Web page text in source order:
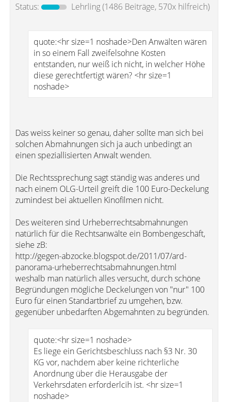
Status:
Lehrling(1486 Beiträge, 570x hilfreich)
quote:<hr size=1 noshade>Den Anwälten wären
in so einem Fall zweifelsohne Kosten
entstanden, nur weiß ich nicht, in welcher Höhe
diese gerechtfertigt wären? <hr size=1
noshade>
Das weiss keiner so genau, daher sollte man sich bei
solchen Abmahnungen sich ja auch unbedingt an
einen speziallisierten Anwalt wenden.
Die Rechtssprechung sagt ständig was anderes und
nach einem OLG-Urteil greift die 100 Euro-Deckelung
zumindest bei aktuellen Kinofilmen nicht.
Des weiteren sind Urheberrechtsabmahnungen
natürlich für die Rechtsanwälte ein Bombengeschäft,
siehe zB:
http://gegen-abzocke.blogspot.de/2011/07/ard-
panorama-urheberrechtsabmahnungen.html
weshalb man natürlich alles versucht, durch schöne
Begründungen mögliche Deckelungen von "nur" 100
Euro für einen Standartbrief zu umgehen, bzw.
gegenüber unbedarften Abgemahnten zu begründen.
quote:<hr size=1 noshade>
Es liege ein Gerichtsbeschluss nach §3 Nr. 30
KG vor, nachdem aber keine richterliche
Anordnung über die Herausgabe der
Verkehrsdaten erforderlcih ist. <hr size=1
noshade>